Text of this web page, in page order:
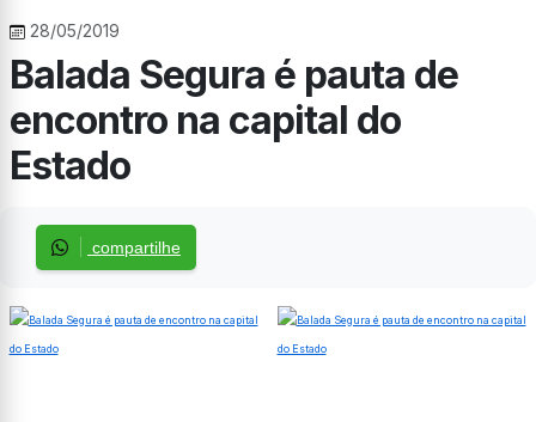
28/05/2019
Balada Segura é pauta de
encontro na capital do
Estado
compartilhe